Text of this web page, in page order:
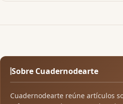
Sobre Cuadernodearte
Cuadernodearte reúne artículos